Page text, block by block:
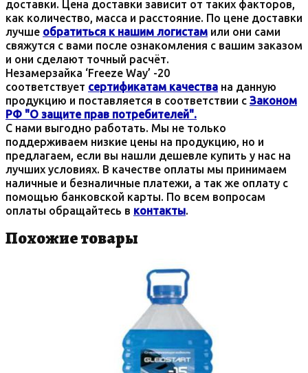
доставки. Цена доставки зависит от таких факторов,
как количество, масса и расстояние. По цене доставки
лучше обратиться к нашим логистам или они сами
свяжутся с вами после ознакомления с вашим заказом
и они сделают точный расчёт.
Незамерзайка ‘Freeze Way’ -20
соответствует сертификатам качества на данную
продукцию и поставляется в соответствии с Законом
РФ "О защите прав потребителей".
С нами выгодно работать. Мы не только
поддерживаем низкие цены на продукцию, но и
предлагаем, если вы нашли дешевле купить у нас на
лучших условиях. В качестве оплаты мы принимаем
наличные и безналичные платежи, а так же оплату с
помощью банковской карты. По всем вопросам
оплаты обращайтесь в контакты.
Похожие товары